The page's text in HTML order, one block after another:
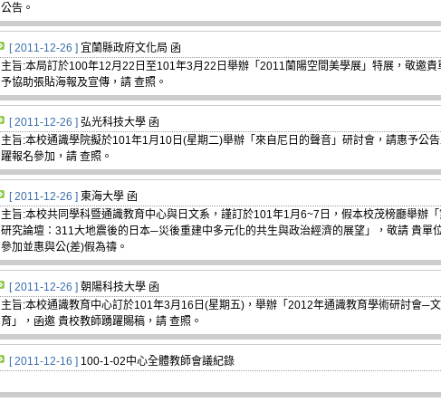
公告。
[ 2011-12-26 ] 宜蘭縣政府文化局 函
主旨:本局訂於100年12月22日至101年3月22日舉辦「2011蘭陽空間美學展」特展，敬邀貴
予協助張貼海報及宣傳，請 查照。
[ 2011-12-26 ] 弘光科技大學 函
主旨:本校通識學院擬於101年1月10日(星期二)舉辦「來自尼日的聲音」研討會，請惠予公
躍報名參加，請 查照。
[ 2011-12-26 ] 東海大學 函
主旨:本校共同學科暨通識教育中心與日文系，謹訂於101年1月6~7日，假本校茂榜廳舉辦
研究論壇：311大地震後的日本─災後重建中多元化的共生與政治經濟的展望」，敬請 貴單
參加並惠與公(差)假為禱。
[ 2011-12-26 ] 朝陽科技大學 函
主旨:本校通識教育中心訂於101年3月16日(星期五)，舉辦「2012年通識教育學術研討會─
育」，函邀 貴校教師踴躍賜稿，請 查照。
[ 2011-12-16 ] 100-1-02中心全體教師會議紀錄